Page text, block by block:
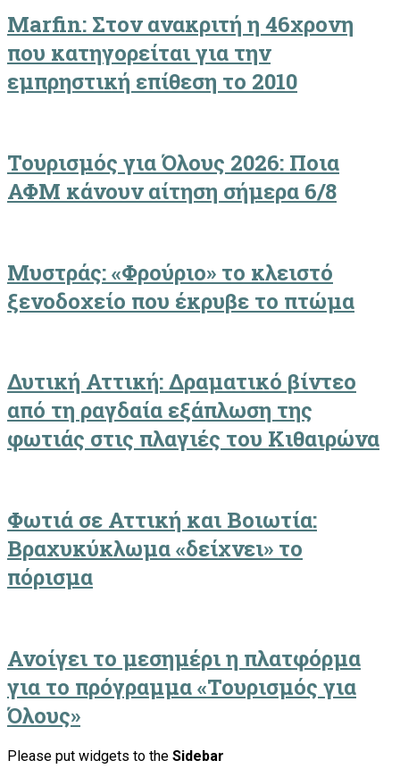
Marfin: Στον ανακριτή η 46χρονη
που κατηγορείται για την
εμπρηστική επίθεση το 2010
Τουρισμός για Όλους 2026: Ποια
ΑΦΜ κάνουν αίτηση σήμερα 6/8
Μυστράς: «Φρούριο» το κλειστό
ξενοδοχείο που έκρυβε το πτώμα
Δυτική Αττική: Δραματικό βίντεο
από τη ραγδαία εξάπλωση της
φωτιάς στις πλαγιές του Κιθαιρώνα
Φωτιά σε Αττική και Βοιωτία:
Βραχυκύκλωμα «δείχνει» το
πόρισμα
Ανοίγει το μεσημέρι η πλατφόρμα
για το πρόγραμμα «Τουρισμός για
Όλους»
Please put widgets to the Sidebar